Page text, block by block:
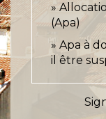
(Apa)
Apa à
il être